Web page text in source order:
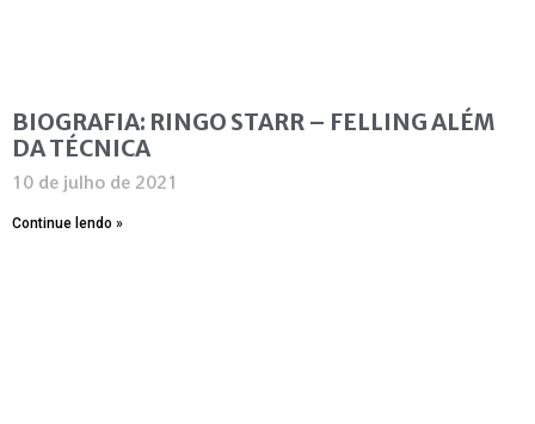
BIOGRAFIA: RINGO STARR – FELLING ALÉM
DA TÉCNICA
10 de julho de 2021
Continue lendo »